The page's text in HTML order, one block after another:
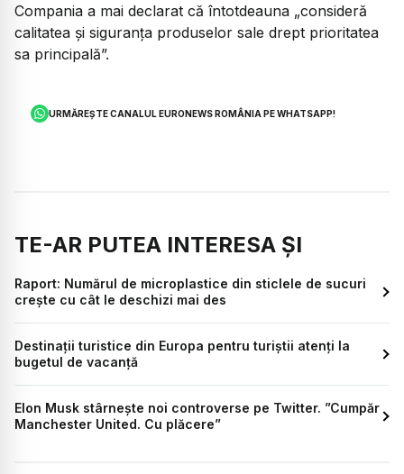
Compania a mai declarat că întotdeauna „consideră
calitatea și siguranța produselor sale drept prioritatea
sa principală”.
URMĂREȘTE CANALUL EURONEWS ROMÂNIA PE WHATSAPP!
TE-AR PUTEA INTERESA ȘI
Raport: Numărul de microplastice din sticlele de sucuri
crește cu cât le deschizi mai des
Destinații turistice din Europa pentru turiștii atenți la
bugetul de vacanță
Elon Musk stârnește noi controverse pe Twitter. ”Cumpăr
Manchester United. Cu plăcere”